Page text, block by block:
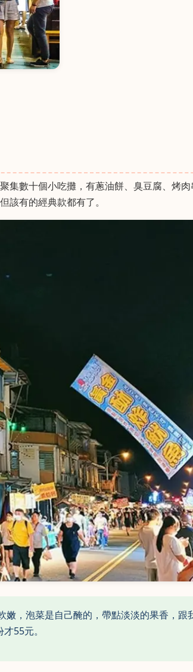
集數十個小吃攤，有蔥油餅、臭豆腐、烤
該有的經典款都有了。
，泡菜是自己醃的，帶點淡淡的果香，跟
55元。